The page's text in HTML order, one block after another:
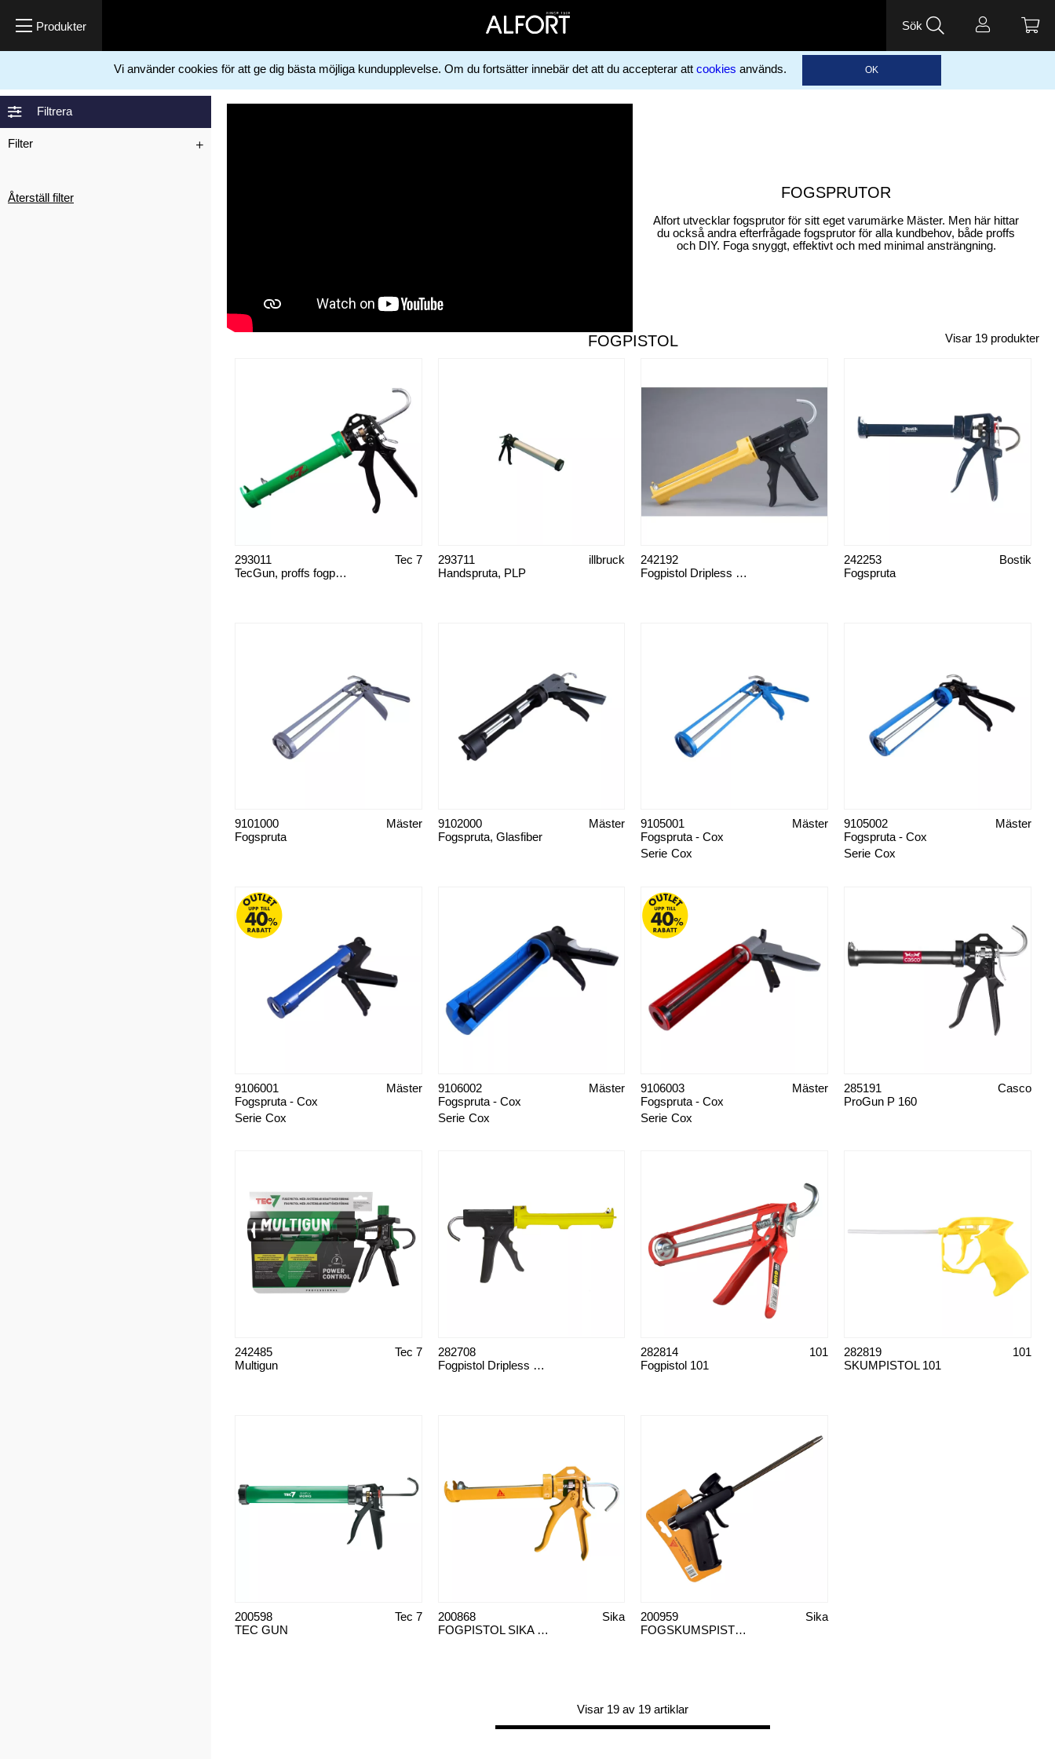
Sök
Vi använder cookies för att ge dig bästa möjliga kundupplevelse. Om du fortsätter innebär det att du accepterar att cookies används. OK
Måleriprodukter Tillbehör Fogpistoler
Filtrera
Filter
Återställ filter FOGSPRUTOR
Alfort utvecklar fogsprutor för sitt eget varumärke Mäster. Men här hittar
du också andra efterfrågade fogsprutor för alla kundbehov, både proffs
och DIY. Foga snyggt, effektivt och med minimal ansträngning.
FOGPISTOL Visar 19 produkter
TecGun, proffs fogpistol
Tec 7
293011
Handspruta, PLP
illbruck
293711
Fogpistol Dripless ETS 3000
242192
Fogspruta
Bostik
242253
Fogspruta
Mäster
9101000
Fogspruta, Glasfiber
Mäster
9102000
Fogspruta - Cox
Mäster
9105001
Serie Cox
Fogspruta - Cox
Mäster
9105002
Serie Cox
Fogspruta - Cox
Mäster
9106001
Serie Cox
Fogspruta - Cox
Mäster
9106002
Serie Cox
Fogspruta - Cox
Mäster
9106003
Serie Cox
ProGun P 160
Casco
285191
Multigun
Tec 7
242485
Fogpistol Dripless ETS 2000
282708
Fogpistol 101
101
282814
SKUMPISTOL 101
101
282819
TEC GUN
Tec 7
200598
FOGPISTOL SIKA PRO
Sika
200868
FOGSKUMSPISTOL SIKAFOAM
Sika
200959
Visar 19 av 19 artiklar